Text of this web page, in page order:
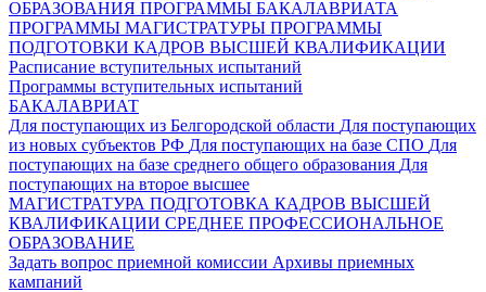
ОБРАЗОВАНИЯ ПРОГРАММЫ БАКАЛАВРИАТА
ПРОГРАММЫ МАГИСТРАТУРЫ ПРОГРАММЫ
ПОДГОТОВКИ КАДРОВ ВЫСШЕЙ КВАЛИФИКАЦИИ
Расписание вступительных испытаний
Программы вступительных испытаний
БАКАЛАВРИАТ
Для поступающих из Белгородской области Для поступающих
из новых субъектов РФ Для поступающих на базе СПО Для
поступающих на базе среднего общего образования Для
поступающих на второе высшее
МАГИСТРАТУРА ПОДГОТОВКА КАДРОВ ВЫСШЕЙ
КВАЛИФИКАЦИИ СРЕДНЕЕ ПРОФЕССИОНАЛЬНОЕ
ОБРАЗОВАНИЕ
Задать вопрос приемной комиссии Архивы приемных
кампаний